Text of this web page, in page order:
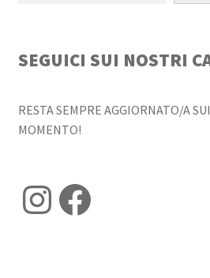
SEGUICI SUI NOSTRI
RESTA SEMPRE AGGIORNATO/A
MOMENTO!
Instagram
Facebook